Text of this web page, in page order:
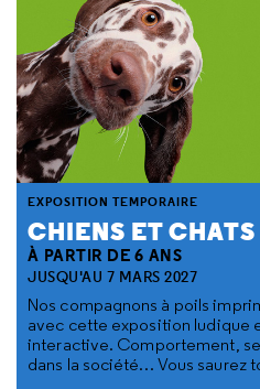
CHIENS ET CHATS
À PARTIR DE 6 ANS
EXPOSITION TEMPORAIRE
JUSQU'AU 7 MARS 2027
Nos compagnons à poils
avec cette exposition ludique
interactive. Comportement,
dans la société… Vous saurez